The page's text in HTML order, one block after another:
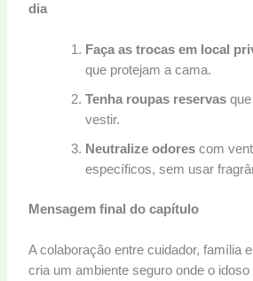
dia
Faça as trocas em local
que protejam a cama.
Tenha roupas reservasque
vestir.
Neutralize odorescom
específicos, sem usar
Mensagem final do capítulo
A colaboração entre cuidador, família
cria um ambiente seguro onde o